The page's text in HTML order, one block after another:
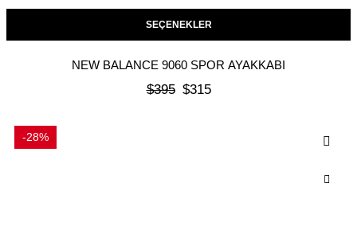
SEÇENEKLER
NEW BALANCE 9060 SPOR AYAKKABI
$395 $315
-28%